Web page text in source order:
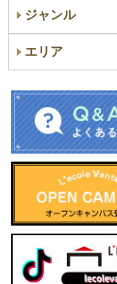
ジャンル
エリア